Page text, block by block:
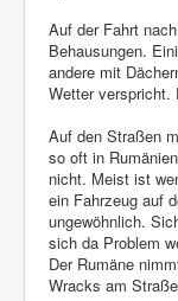
Auf der Fahrt
Behausungen.
andere mit
Wetter verspricht.
Auf den Straßen
so oft in
nicht. Meist ist
ein Fahrzeug auf
ungewöhnlich.
sich da Problem
Der Rumäne
Wracks am